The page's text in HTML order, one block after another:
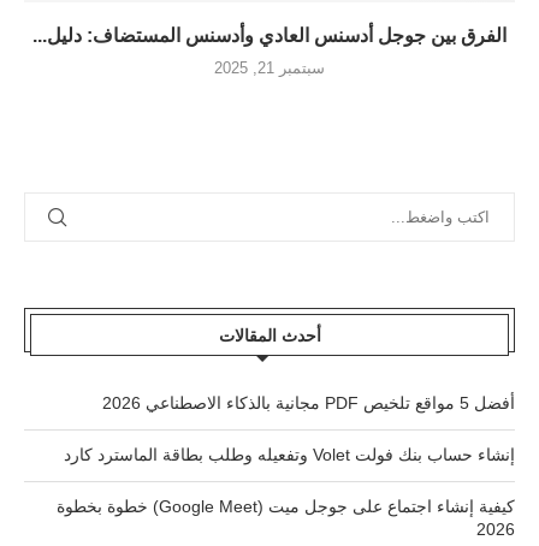
الفرق بين جوجل أدسنس العادي وأدسنس المستضاف: دليل...
سبتمبر 21, 2025
أحدث المقالات
أفضل 5 مواقع تلخيص PDF مجانية بالذكاء الاصطناعي 2026
إنشاء حساب بنك فولت Volet وتفعيله وطلب بطاقة الماسترد كارد
كيفية إنشاء اجتماع على جوجل ميت (Google Meet) خطوة بخطوة
2026